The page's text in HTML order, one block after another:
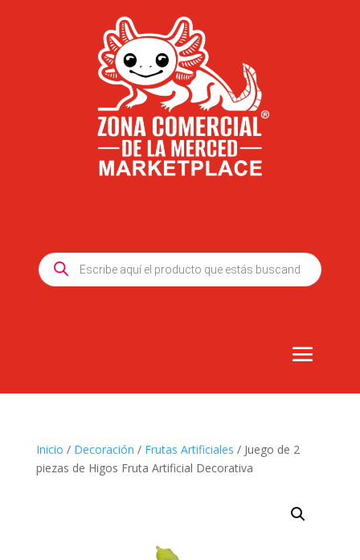
Products
search
Inicio / Decoración / Frutas Artificiales / Juego de 2
piezas de Higos Fruta Artificial Decorativa